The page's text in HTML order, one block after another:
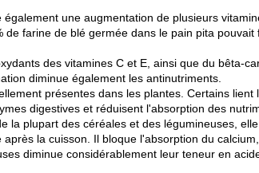
une augmentation de plusieurs
de farine de blé germée dans le pain pita
des vitamines C et E, ainsi que du bêta-
diminue également les antinutriments.
présentes dans les plantes. Certains
digestives et réduisent l'absorption des
la plupart des céréales et des légumineuses,
la cuisson. Il bloque l'absorption du
diminue considérablement leur teneur en